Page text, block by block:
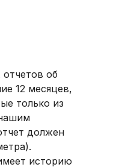
об
12 месяцев,
только из
должен
историю